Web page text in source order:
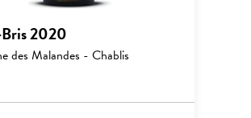
2020
des Malandes - Chablis